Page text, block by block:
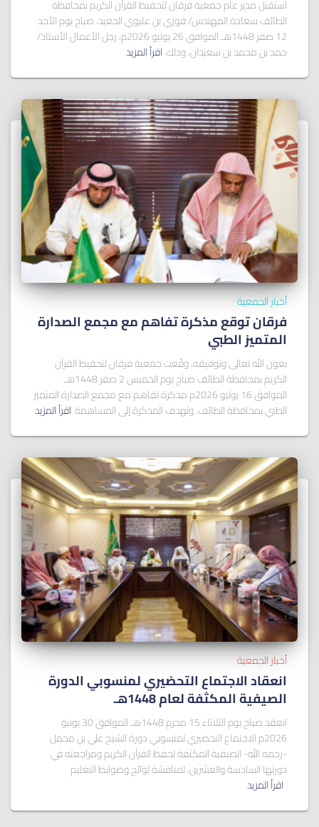
استقبل مدير عام جمعية فرقان لتحفيظ القرآن الكريم بمحافظة
الطائف سعادة المهندس/ فوزي بن عليوي الجعيد، صباح يوم الأحد
12 صفر 1448هـ الموافق 26 يوليو 2026م، رجل الأعمال الأستاذ/
حمد بن محمد بن سعيدان، وذلك اقرأ المزيد
أخبار الجمعية
فرقان توقع مذكرة تفاهم مع مجمع الصدارة
المتميز الطبي
بعون الله تعالى وتوفيقه، وقّعت جمعية فرقان لتحفيظ القرآن
الكريم بمحافظة الطائف صباح يوم الخميس 2 صفر 1448هـ
الموافق 16 يوليو 2026م مذكرة تفاهم مع مجمع الصدارة المتميز
الطبي بمحافظة الطائف. وتهدف المذكرة إلى المساهمة اقرأ المزيد
أخبار الجمعية
انعقاد الاجتماع التحضيري لمنسوبي الدورة
الصيفية المكثفة لعام 1448هـ
انعقد صباح يوم الثلاثاء 15 محرم 1448هـ الموافق 30 يونيو
2026م الاجتماع التحضيري لمنسوبي دورة الشيخ علي بن محمل
-رحمه الله- الصيفية المكثفة لحفظ القرآن الكريم ومراجعته في
دورتها السادسة والعشرين، لمناقشة لوائح وضوابط التعليم
اقرأ المزيد